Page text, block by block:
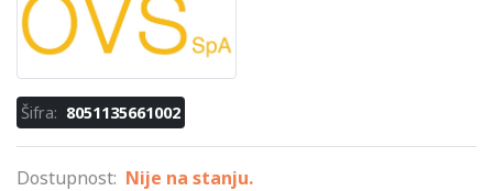
Šifra: 8051135661002
Dostupnost: Nije na stanju.